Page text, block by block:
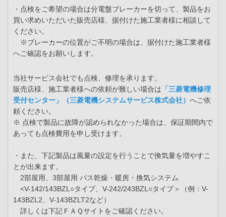
・点検をご希望の場合は分電盤ブレーカーを切って、製品をお
買い求めいただいた販売店様、据付けた施工業者様に相談して
ください。
※ブレーカーの位置がご不明の場合は、据付けた施工業者様
へご確認をお願いします。
当社サービス会社でも点検、修理を承ります。
販売店様、施工業者様への依頼が難しい場合は 「三菱電機修理
受付センター」（三菱電機システムサービス株式会社） へご依
頼ください。
※ 点検で製品に故障が認められなかった場合は、保証期間内で
あっても点検費用を申し受けます。
・また、下記製品は風量の設定を行うことで換気量を増やすこ
とが出来ます。
2部屋用、3部屋用 バス乾燥・暖房・換気システム
<V-142/143BZL○タイプ、V-242/243BZL○タイプ＞（例：V-
143BZL2、V-143BZLT2など）
詳しくは下記ＦＡＱサイトをご確認ください。